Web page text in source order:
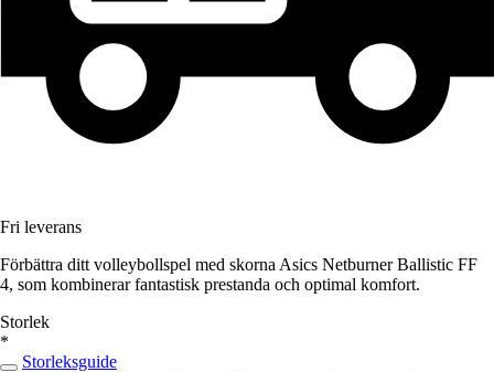
Fri leverans
Förbättra ditt volleybollspel med skorna Asics Netburner Ballistic FF
4, som kombinerar fantastisk prestanda och optimal komfort.
Storlek
*
Storleksguide